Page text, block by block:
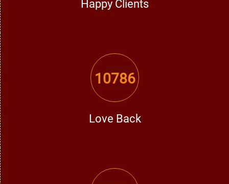
Happy Clients
10786
Love Back